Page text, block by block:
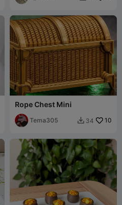
scrivania
Rope Chest Mini
Tema305  34 10